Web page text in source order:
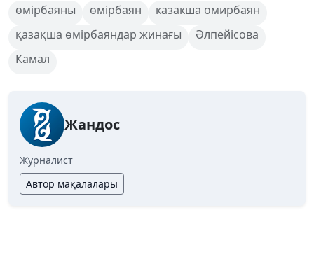
өмірбаяны өмірбаян
казакша омирбаян
қазақша өмірбаяндар жинағы
Әлпейісова
Камал
Жандос
Журналист
Автор мақалалары